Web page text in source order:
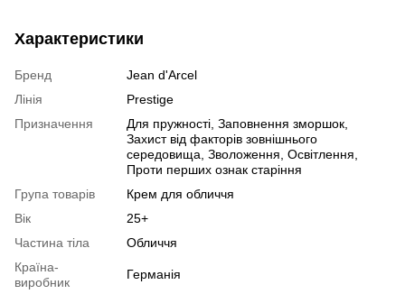
Характеристики
Бренд
Jean d'Arcel
Лінія
Prestige
Призначення
Для пружності, Заповнення зморшок,
Захист від факторів зовнішнього
середовища, Зволоження, Освітлення,
Проти перших ознак старіння
Група товарів
Крем для обличчя
Вік
25+
Частина тіла
Обличчя
Країна-
виробник
Германія